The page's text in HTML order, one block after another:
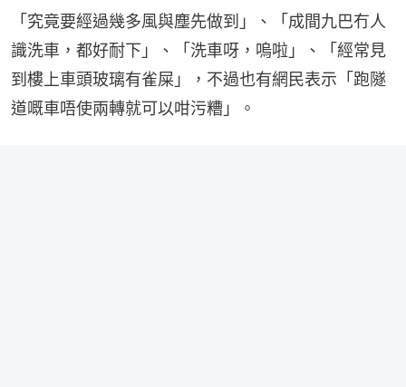
「究竟要經過幾多風與塵先做到」、「成間九巴冇人
識洗車，都好耐下」、「洗車呀，嗚啦」、「經常見
到樓上車頭玻璃有雀屎」，不過也有網民表示「跑隧
道嘅車唔使兩轉就可以咁污糟」。